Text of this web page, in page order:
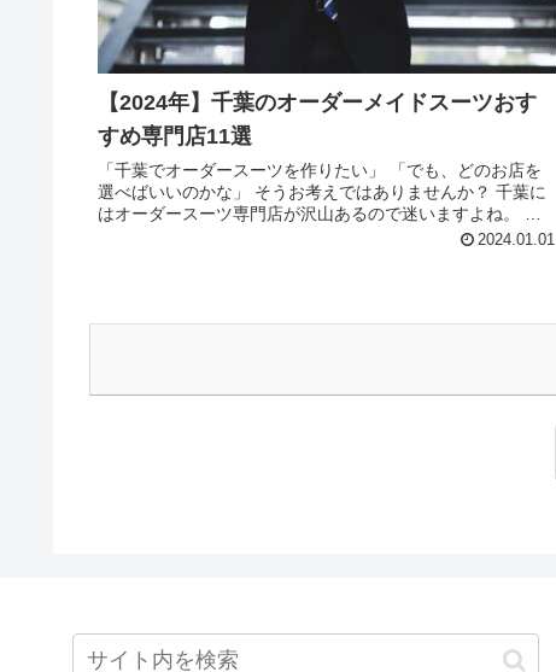
【2024年】千葉のオーダーメイドスーツおす
すめ専門店11選
「千葉でオーダースーツを作りたい」 「でも、どのお店を
選べばいいのかな」 そうお考えではありませんか？ 千葉に
はオーダースーツ専門店が沢山あるので迷いますよね。 こ
の記事では、アパレル歴10年の著者が、千葉のおすすめオー
2024.01.01